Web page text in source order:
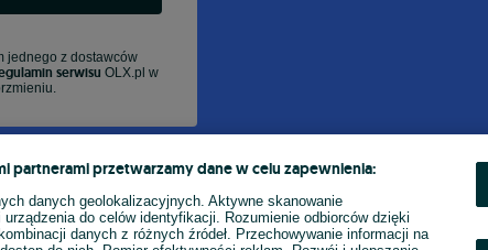
jednego z dostawców
serwisu OLX.pl w
partnerami przetwarzamy dane w celu zapewnienia:
danych geolokalizacyjnych. Aktywne skanowanie
do celów identyfikacji. Rozumienie odbiorców dzięki
danych z różnych źródeł. Przechowywanie informacji na